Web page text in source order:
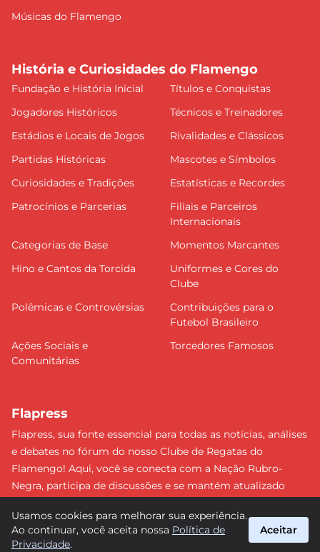
Músicas do Flamengo
História e Curiosidades do Flamengo
Fundação e História Inicial
Títulos e Conquistas
Jogadores Históricos
Técnicos e Treinadores
Estádios e Locais de Jogos
Rivalidades e Clássicos
Partidas Históricas
Mascotes e Símbolos
Curiosidades e Tradições
Estatísticas e Recordes
Patrocínios e Parcerias
Filiais e Parceiros
Internacionais
Categorias de Base
Momentos Marcantes
Hino e Cantos da Torcida
Uniformes e Cores do
Clube
Polêmicas e Controvérsias
Contribuições para o
Futebol Brasileiro
Ações Sociais e
Comunitárias
Torcedores Famosos
Flapress
Flapress, sua fonte essencial para todas as notícias, análises
e debates no fórum do nosso Clube de Regatas do
Flamengo! Aqui, você se conecta com a Nação Rubro-
Negra, participa de discussões e se mantém atualizado
lance e esteja sempre à frente, junto da torcida mais
apaixonada do Brasil! #Flamengo #Flapress
Usamos cookies para melhorar sua experiência.
Ao continuar, você aceita nossa Política de
Privacidade.
Aceitar